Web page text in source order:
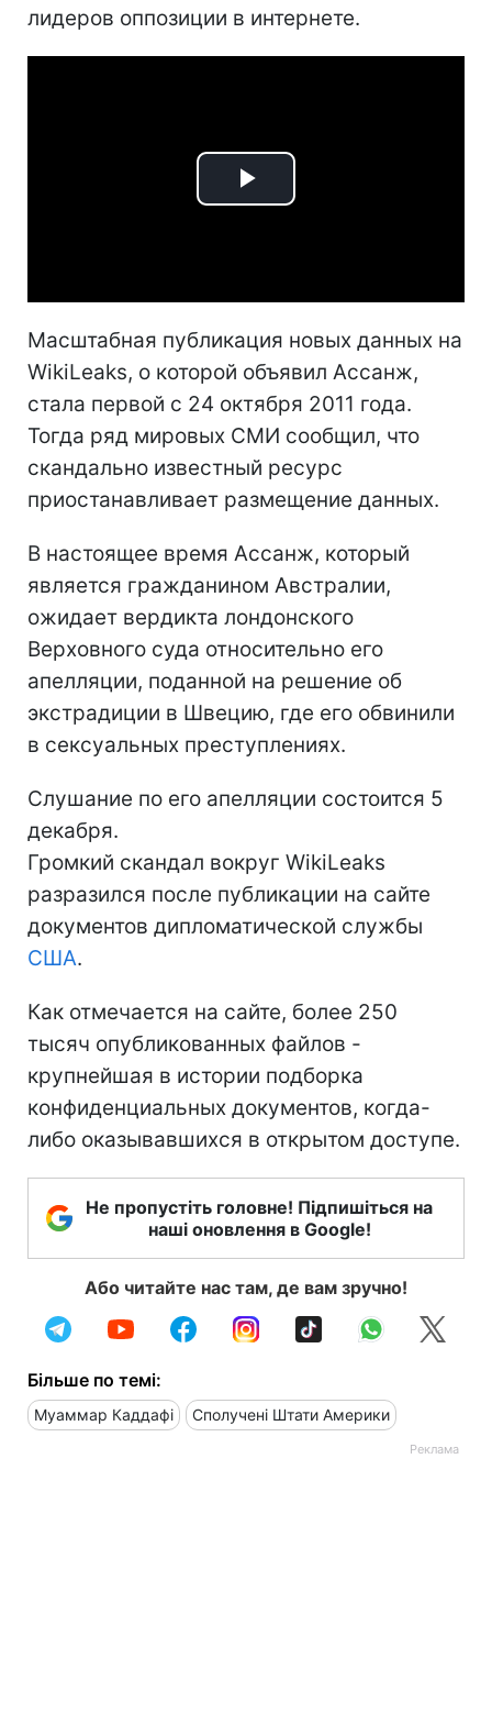
лидеров оппозиции в интернете.
Play
Масштабная публикация новых данных на
WikiLeaks, о которой объявил Ассанж,
стала первой с 24 октября 2011 года.
Тогда ряд мировых СМИ сообщил, что
скандально известный ресурс
приостанавливает размещение данных.
В настоящее время Ассанж, который
является гражданином Австралии,
ожидает вердикта лондонского
Верховного суда относительно его
апелляции, поданной на решение об
экстрадиции в Швецию, где его обвинили
в сексуальных преступлениях.
Слушание по его апелляции состоится 5
декабря.
Громкий скандал вокруг WikiLeaks
разразился после публикации на сайте
документов дипломатической службы
США.
Как отмечается на сайте, более 250
тысяч опубликованных файлов -
крупнейшая в истории подборка
конфиденциальных документов, когда-
либо оказывавшихся в открытом доступе.
Не пропустіть головне! Підпишіться на
наші оновлення в Google!
Або читайте нас там, де вам зручно!
Більше по темі:
Муаммар Каддафі Сполучені Штати Америки